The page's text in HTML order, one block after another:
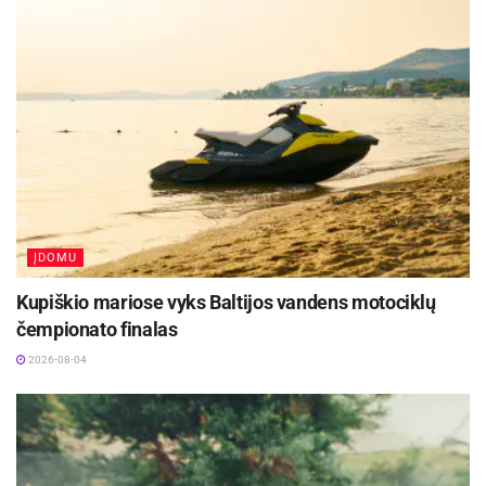
Festivalį „ConTempo“ Kaune uždarys sudėtingas
pasirodymas aštuonių metrų aukštyje ir piknikas
Santakoje
2026-08-05
Lietuvos kino legenda režisierius Algimantas
Puipa ir kino režisierė Janina Lapinskaitė dar šią
vasarą svečiuosis Zarasuose
Natūrali medžiagos kilmė garantuoja baldų
unikalumą, kuris su metais įgauna savitą stilių ir
eleganciją.
ĮDOMU
Kupiškio mariose vyks Baltijos vandens motociklų
čempionato finalas
2026-08-04